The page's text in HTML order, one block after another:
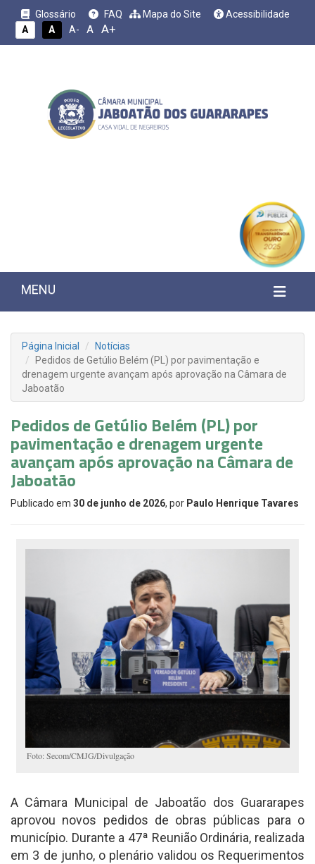
Glossário FAQ Mapa do Site
Acessibilidade
A
A A- A A+
MENU
Página Inicial
Notícias
Pedidos de Getúlio Belém (PL) por pavimentação e
drenagem urgente avançam após aprovação na Câmara de
Jaboatão
Pedidos de Getúlio Belém (PL) por
pavimentação e drenagem urgente
avançam após aprovação na Câmara de
Jaboatão
Publicado em 30 de junho de 2026, por Paulo Henrique Tavares
Foto: Secom/CMJG/Divulgação
A Câmara Municipal de Jaboatão dos Guararapes
aprovou novos pedidos de obras públicas para o
município. Durante a 47ª Reunião Ordinária, realizada
em 3 de junho, o plenário validou os Requerimentos